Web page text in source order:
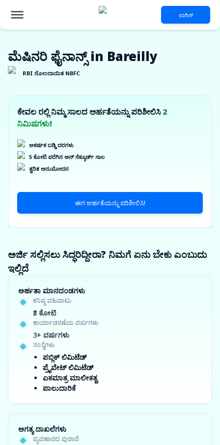
ಲಾಗಿನ್
ಮೆಷಿನರಿ ಫೈನಾನ್ಸ್ in Bareilly
RBI ನೋಂದಾಯಿತ NBFC
ಕೇವಲ ರಲ್ಲಿ ನಿಮ್ಮ ಸಾಲದ ಅರ್ಹತೆಯನ್ನು ಪರಿಶೀಲಿಸಿ2
ನಿಮಿಷಗಳು!
ಆಕರ್ಷಕ ಬಡ್ಡಿ ದರಗಳು
5 ಕೋಟಿ ವರೆಗಿನ ಅನ್ ಸೆಕ್ಯೂರ್ಡ್ ಸಾಲ
ತ್ವರಿತ ಅನುಮೋದನ
ಈಗ ಅರ್ಹತೆಯನ್ನು ಪರಿಶೀಲಿಸಿ!
ಅರ್ಜಿ ಸಲ್ಲಿಸಲು ಸಿದ್ಧರಿದ್ದೀರಾ? ನಿಮಗೆ ಏನು ಬೇಕು ಎಂಬುದು
ಇಲ್ಲಿದೆ
ಅರ್ಹತಾ ಮಾನದಂಡಗಳು
ಕನಿಷ್ಠ ವಹಿವಾಟು
₹3 ಕೋಟಿ
ಕಾರ್ಯಾಚರಣೆಯ ವರ್ಷಗಳು
3+ ವರ್ಷಗಳು
ಸಂಸ್ಥೆಗಳು
ಪಬ್ಲಿಕ್ ಲಿಮಿಟೆಡ್
ಪ್ರೈವೇಟ್ ಲಿಮಿಟೆಡ್
ಏಕಮಾತ್ರ ಮಾಲೀಕತ್ವ
ಪಾಲುದಾರಿಕೆ
ಅಗತ್ಯ ದಾಖಲೆಗಳು
ವ್ಯವಹಾರದ ಪುರಾವೆ